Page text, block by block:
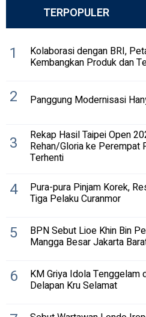
TERPOPULER
1 Kolaborasi dengan BRI,
Kembangkan Produk dan
2 Panggung Modernisasi
3 Rekap Hasil Taipei Open
Rehan/Gloria ke Perempat
Terhenti
4 Pura-pura Pinjam Korek,
Tiga Pelaku Curanmor
5 BPN Sebut Lioe Khin Bin
Mangga Besar Jakarta
6 KM Griya Idola Tenggelam
Delapan Kru Selamat